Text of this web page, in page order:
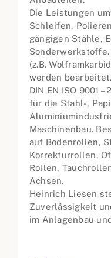
Die Leistungen
Schleifen,
gängigen Stähle,
(z.B.
werden
DIN EN ISO 9001
für die Stahl-,
Maschinenbau.
auf Bodenrollen,
Korrekturrollen,
Rollen,
Achsen.
Heinrich Liesen
Zuverlässigkeit
im Anlagenbau